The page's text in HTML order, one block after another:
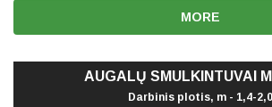
MORE
AUGALŲ SMULKINTUVAI
Darbinis plotis, m - 1,4-2,0